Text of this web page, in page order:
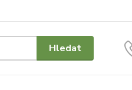
Hledat